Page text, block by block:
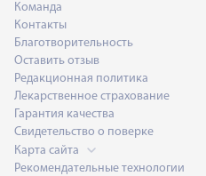
Команда
Контакты
Благотворительность
Оставить отзыв
Редакционная политика
Лекарственное страхование
Гарантия качества
Свидетельство о поверке
Карта сайта
Рекомендательные технологии